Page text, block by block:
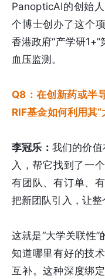
PanopticAI的创始
个博士创办了这个
香港政府“产学研
血压监测。
Q8：在创新药或半
RIF基金如何利用其
李冠乐： 我们的价值
入，帮它找到了一
有团队、有订单、
把新团队引入，让整
这就是“大学关联性”
知道哪里有好的技
互补。这种深度绑